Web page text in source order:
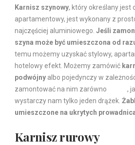
Karnisz szynowy, który określany jest
apartamentowy, jest wykonany z
najczęściej aluminiowego. Jeśli
szyna może być umieszczona od
temu możemy uzyskać stylowy,
hotelowy efekt. Możemy zamówić
podwójny albo pojedynczy w
zamontować na nim zarówno
,
wystarczy nam tylko jeden drążek.
umieszczone na ukrytych
Karnisz rurowy